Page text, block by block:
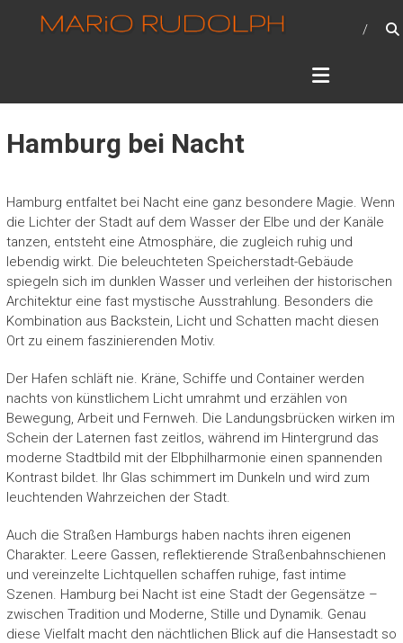
MARIO RUDOLPH –
Hamburg bei Nacht
Hamburg entfaltet bei Nacht eine ganz besondere Magie. Wenn
die Lichter der Stadt auf dem Wasser der Elbe und der Kanäle
tanzen, entsteht eine Atmosphäre, die zugleich ruhig und
lebendig wirkt. Die beleuchteten Speicherstadt-Gebäude
spiegeln sich im dunklen Wasser und verleihen der historischen
Architektur eine fast mystische Ausstrahlung. Besonders die
Kombination aus Backstein, Licht und Schatten macht diesen
Ort zu einem faszinierenden Motiv.
Der Hafen schläft nie. Kräne, Schiffe und Container werden
nachts von künstlichem Licht umrahmt und erzählen von
Bewegung, Arbeit und Fernweh. Die Landungsbrücken wirken im
Schein der Laternen fast zeitlos, während im Hintergrund das
moderne Stadtbild mit der Elbphilharmonie einen spannenden
Kontrast bildet. Ihr Glas schimmert im Dunkeln und wird zum
leuchtenden Wahrzeichen der Stadt.
Auch die Straßen Hamburgs haben nachts ihren eigenen
Charakter. Leere Gassen, reflektierende Straßenbahnschienen
und vereinzelte Lichtquellen schaffen ruhige, fast intime
Szenen. Hamburg bei Nacht ist eine Stadt der Gegensätze –
zwischen Tradition und Moderne, Stille und Dynamik. Genau
diese Vielfalt macht den nächtlichen Blick auf die Hansestadt so